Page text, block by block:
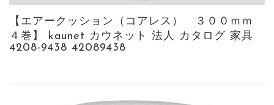
【エアークッション（コアレス） ３００ｍｍ
４巻】 kaunet カウネット 法人 カタログ 家具
4208-9438 42089438